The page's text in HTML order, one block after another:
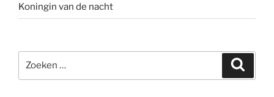
Koningin van de nacht
naar: